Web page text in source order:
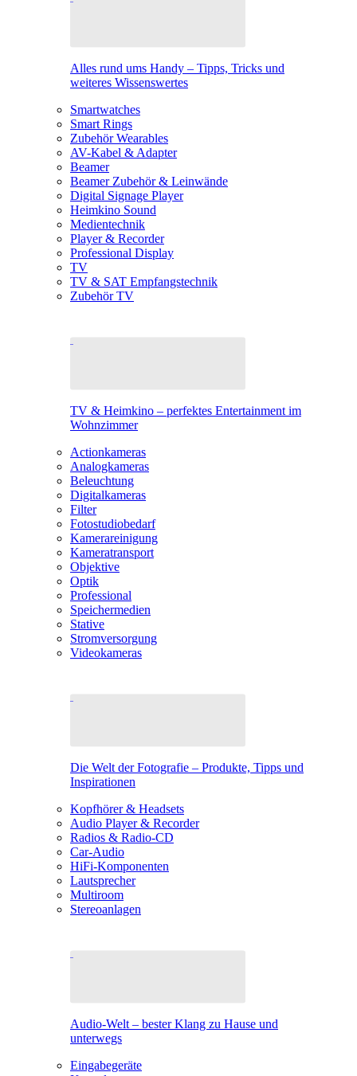
Alles rund ums Handy – Tipps, Tricks und
weiteres Wissenswertes
Smartwatches
Smart Rings
Zubehör Wearables
AV-Kabel & Adapter
Beamer
Beamer Zubehör & Leinwände
Digital Signage Player
Heimkino Sound
Medientechnik
Player & Recorder
Professional Display
TV
TV & SAT Empfangstechnik
Zubehör TV
TV & Heimkino – perfektes Entertainment im
Wohnzimmer
Actionkameras
Analogkameras
Beleuchtung
Digitalkameras
Filter
Fotostudiobedarf
Kamerareinigung
Kameratransport
Objektive
Optik
Professional
Speichermedien
Stative
Stromversorgung
Videokameras
Die Welt der Fotografie – Produkte, Tipps und
Inspirationen
Kopfhörer & Headsets
Audio Player & Recorder
Radios & Radio-CD
Car-Audio
HiFi-Komponenten
Lautsprecher
Multiroom
Stereoanlagen
Audio-Welt – bester Klang zu Hause und
unterwegs
Eingabegeräte